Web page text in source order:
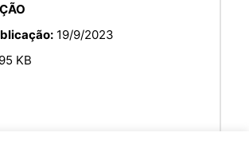
19/9/2023
95 KB